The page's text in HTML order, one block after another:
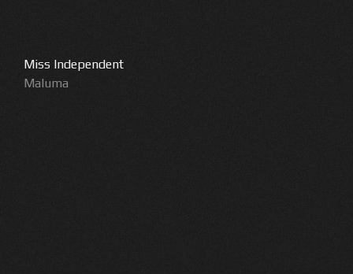
Miss Independent
Maluma